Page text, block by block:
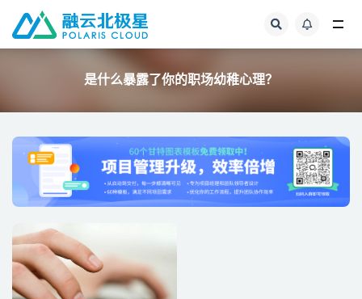
是什么暴露了你的职场幼稚心理？